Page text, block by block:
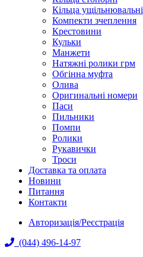
Кільца ущільнювальні
Компекти зчеплення
Крестовини
Кульки
Манжети
Натяжні ролики грм
Обгінна муфта
Олива
Оригинальні номери
Паси
Пильники
Помпи
Ролики
Рукавички
Троси
Доставка та оплата
Новини
Питання
Контакти
Авторизація/Реєстрація
(044) 496-14-97